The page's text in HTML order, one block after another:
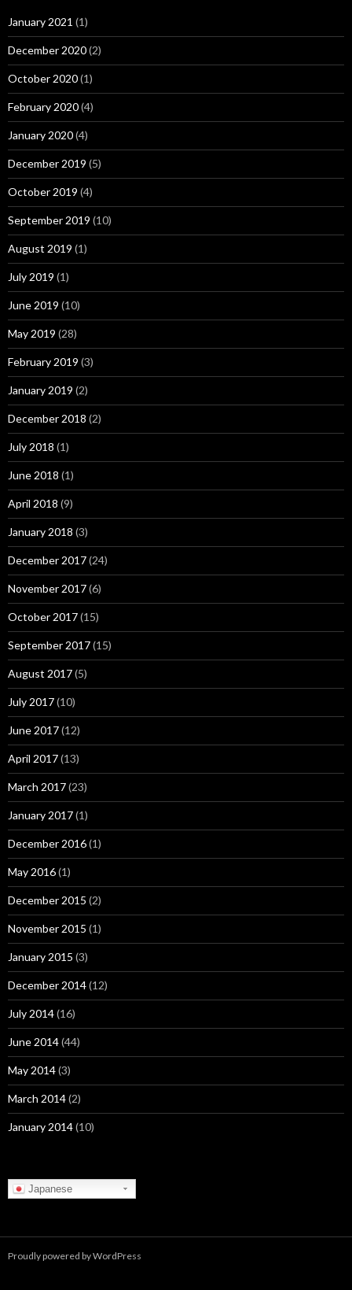
January 2021 (1)
December 2020(2)
October 2020(1)
February 2020(4)
January 2020(4)
December 2019 (5)
October 2019 (4)
September 2019 (10)
August 2019 (1)
July 2019 (1)
June 2019 (10)
May 2019 (28)
February 2019 (3)
January 2019 (2)
December 2018 (2)
July 2018 (1)
June 2018 (1)
April 2018 (9)
January 2018 (3)
December 2017(24)
November 2017(6)
October 2017(15)
September 2017(15)
August 2017(5)
July 2017(10)
June 2017(12)
April 2017(13)
March 2017(23)
January 2017(1)
December 2016(1)
May 2016(1)
December 2015 (2)
November 2015 (1)
January 2015 (3)
December 2014(12)
July 2014(16)
June 2014(44)
May 2014(3)
March 2014(2)
January 2014(10)
Japanese
Proudly powered by WordPress